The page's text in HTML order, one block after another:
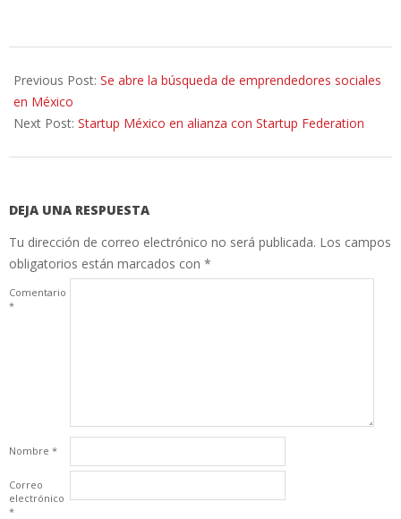
07-
17
Previous Post: Se abre la búsqueda de emprendedores sociales
en México
Next Post: Startup México en alianza con Startup Federation
DEJA UNA RESPUESTA
Tu dirección de correo electrónico no será publicada. Los campos
obligatorios están marcados con *
Comentario
*
Nombre *
Correo
electrónico
*